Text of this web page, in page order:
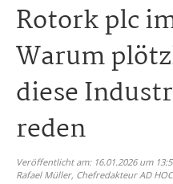
Rotork plc
Warum
diese
reden
Veröffentlicht am: 16.01.2026 um
Rafael Müller, Chefredakteur AD HOC